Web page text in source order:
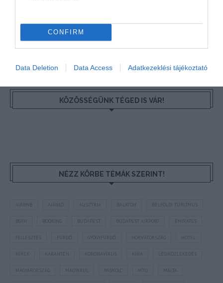
CONFIRM
Data Deletion Data Access Adatkezeklési tájékoztató
"Az ember, aki a tengert nézi, szerelemtől
KÖZÖSSÉGÜNK TÉGED IS VÁR!
NÉZZ KÖRBE TÉMÁK SZERINT!
AUSZTRIA BALATON BELFÖLDI TURIZMUS
BUDAPEST BUDAPEST AIRPORT EMIRATES
FEJLESZTÉS HORVÁTORSZÁG HOTEL
KARANTÉN LÉGIKÖZLEKEDÉS
MAGYARORSZÁG MTÜ MÁLTA